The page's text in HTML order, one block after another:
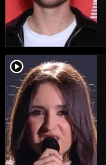
player2